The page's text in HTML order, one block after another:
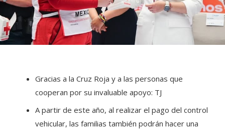
Gracias a la Cruz Roja y a las personas que
cooperan por su invaluable apoyo: TJ
A partir de este año, al realizar el pago del control
vehicular, las familias también podrán hacer una